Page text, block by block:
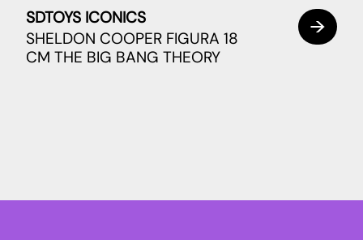
SDTOYS ICONICS
SHELDON COOPER FIGURA 18
CM THE BIG BANG THEORY